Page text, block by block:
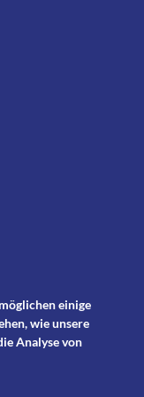
einige
wie unsere
Analyse von